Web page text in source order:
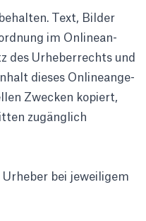
Text, Bilder
im Online­an­
des Urhe­ber­rechts und
dieses Online­an­ge­
Zwecken kopiert,
zugäng­lich
bei jewei­ligem